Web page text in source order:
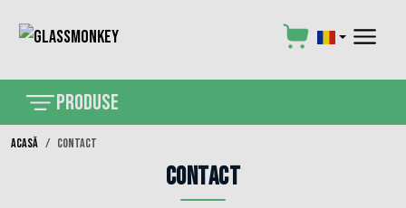
Produse
×
Acasă Contact
Contact